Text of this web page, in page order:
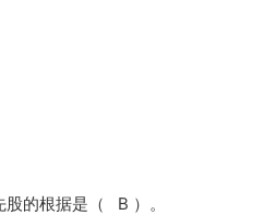
的根据是（ B ）。